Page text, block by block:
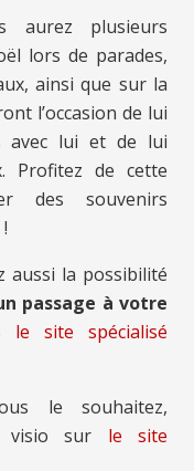
aurez plusieurs
lors de parades,
ainsi que sur la
l’occasion de lui
avec lui et de lui
Profitez de cette
des souvenirs
aussi la possibilité
passage à votre
le site spécialisé
le souhaitez,
visio sur le site